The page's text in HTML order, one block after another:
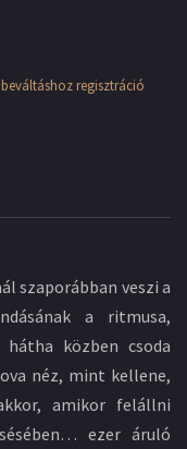
regisztráció
szaporábban veszi a
a ritmusa,
közben csoda
néz, mint kellene,
amikor felállni
ezer áruló